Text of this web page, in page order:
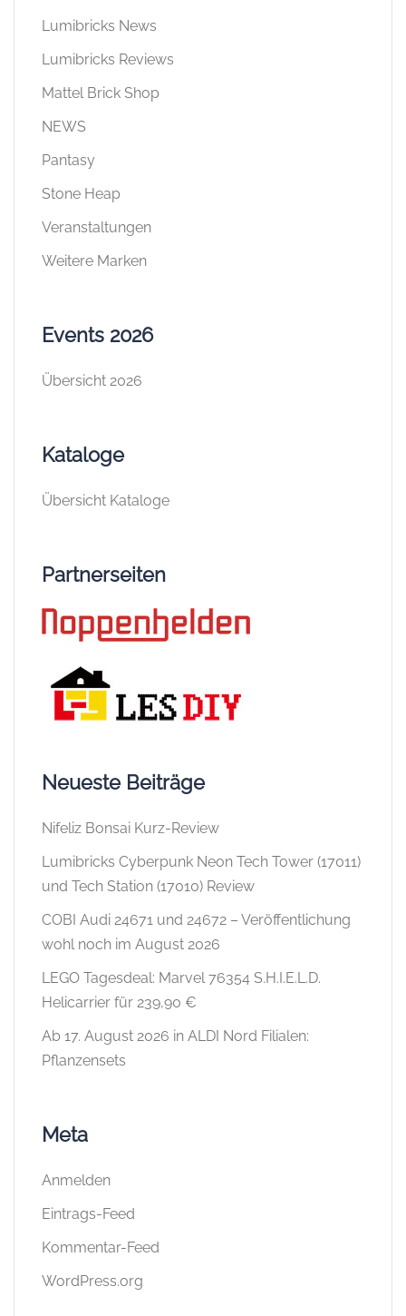
Lumibricks News
Lumibricks Reviews
Mattel Brick Shop
NEWS
Pantasy
Stone Heap
Veranstaltungen
Weitere Marken
Events 2026
Übersicht 2026
Kataloge
Übersicht Kataloge
Partnerseiten
Neueste Beiträge
Nifeliz Bonsai Kurz-Review
Lumibricks Cyberpunk Neon Tech Tower (17011)
und Tech Station (17010) Review
COBI Audi 24671 und 24672 – Veröffentlichung
wohl noch im August 2026
LEGO Tagesdeal: Marvel 76354 S.H.I.E.L.D.
Helicarrier für 239,90 €
Ab 17. August 2026 in ALDI Nord Filialen:
Pflanzensets
Meta
Anmelden
Eintrags-Feed
Kommentar-Feed
WordPress.org